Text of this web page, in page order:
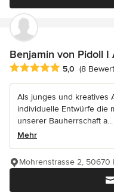
Benjamin von Pidoll I
Durchschnittliche
5,0 (8
Als junges und kreatives
individuelle Entwürfe die
unserer Bauherrschaft a...
Mehr
Mohrenstrasse 2, 50670